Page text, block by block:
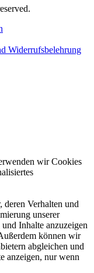
Widerrufsbelehrung
wir Cookies
deren Verhalten und
unserer
Inhalte anzuzeigen
können wir
abgleichen und
anzeigen, nur wenn